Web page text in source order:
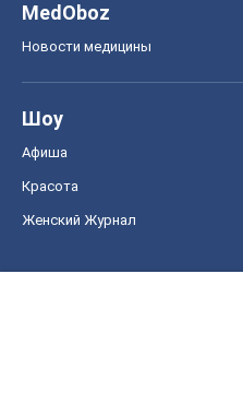
MedOboz
Новости медицины
Шоу
Афиша
Красота
Женский Журнал